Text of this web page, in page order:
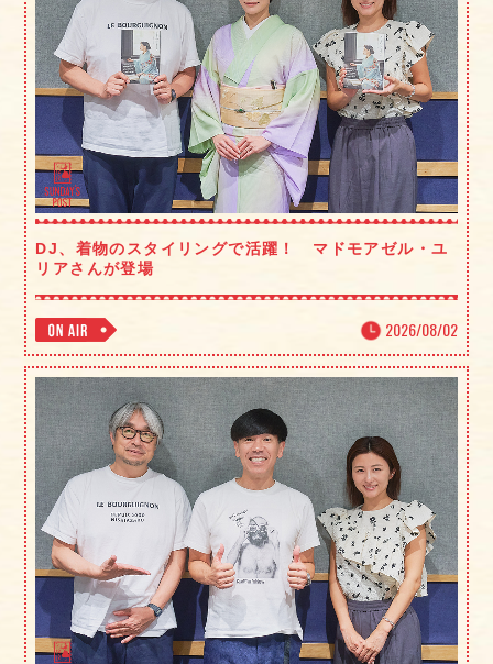
DJ、着物のスタイリングで活躍！ マドモアゼル・ユ
リアさんが登場
2026/08/02